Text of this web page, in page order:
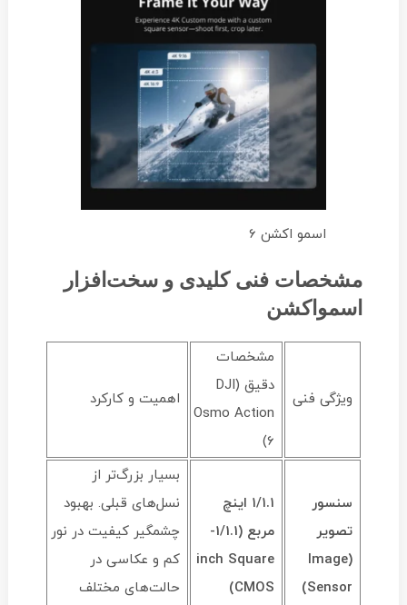
اسمو اکشن 6
مشخصات فنی کلیدی و سخت‌افزار
اسمواکشن
ویژگی فنی
مشخصات
دقیق (DJI
Osmo Action
6)
اهمیت و کارکرد
سنسور
تصویر
(Image
Sensor)
۱/۱.۱ اینچ
مربع (1/1.1-
inch Square
CMOS)
بسیار بزرگ‌تر از
نسل‌های قبلی. بهبود
چشمگیر کیفیت در نور
کم و عکاسی در
حالت‌های مختلف